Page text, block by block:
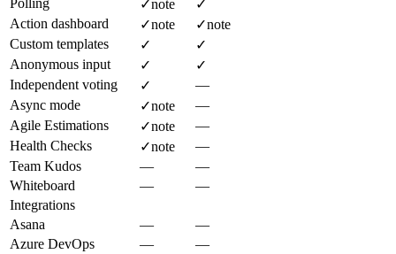
✓note
✓
Action dashboard
✓note ✓note
Custom templates
✓
✓
Anonymous input
✓
✓
Independent voting
✓
—
Async mode
✓note
—
Agile Estimations
✓note
—
Health Checks
✓note
—
Team Kudos
—
—
Whiteboard
—
—
Integrations
Asana
—
—
Azure DevOps
—
—